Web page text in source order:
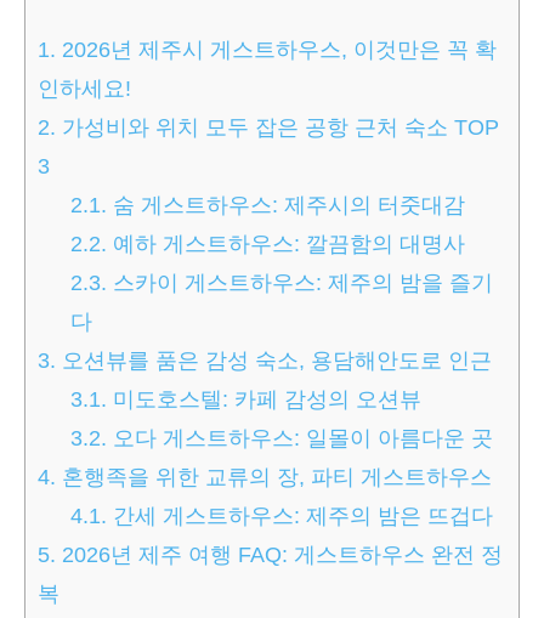
1. 2026년 제주시 게스트하우스, 이것만은 꼭 확
인하세요!
2. 가성비와 위치 모두 잡은 공항 근처 숙소 TOP
3
2.1. 숨 게스트하우스: 제주시의 터줏대감
2.2. 예하 게스트하우스: 깔끔함의 대명사
2.3. 스카이 게스트하우스: 제주의 밤을 즐기
다
3. 오션뷰를 품은 감성 숙소, 용담해안도로 인근
3.1. 미도호스텔: 카페 감성의 오션뷰
3.2. 오다 게스트하우스: 일몰이 아름다운 곳
4. 혼행족을 위한 교류의 장, 파티 게스트하우스
4.1. 간세 게스트하우스: 제주의 밤은 뜨겁다
5. 2026년 제주 여행 FAQ: 게스트하우스 완전 정
복